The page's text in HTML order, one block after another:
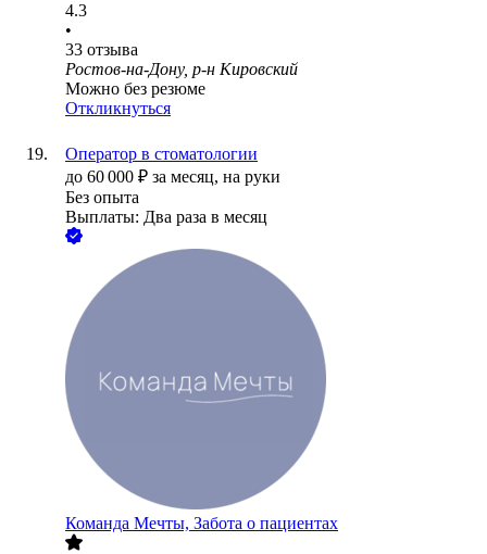
4.3
•
33 отзыва
Ростов-на-Дону, р-н Кировский
Можно без резюме
Откликнуться
Оператор в стоматологии
до 60 000 ₽ за месяц, на руки
Без опыта
Выплаты: Два раза в месяц
Команда Мечты, Забота о пациентах